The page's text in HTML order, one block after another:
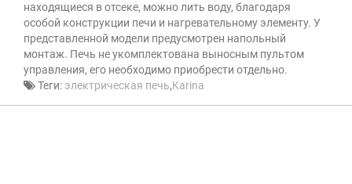
находящиеся в отсеке, можно лить воду, благодаря
особой конструкции печи и нагревательному элементу. У
представленной модели предусмотрен напольный
монтаж. Печь не укомплектована выносным пультом
управления, его необходимо приобрести отдельно.
Теги: электрическая печь,Karina